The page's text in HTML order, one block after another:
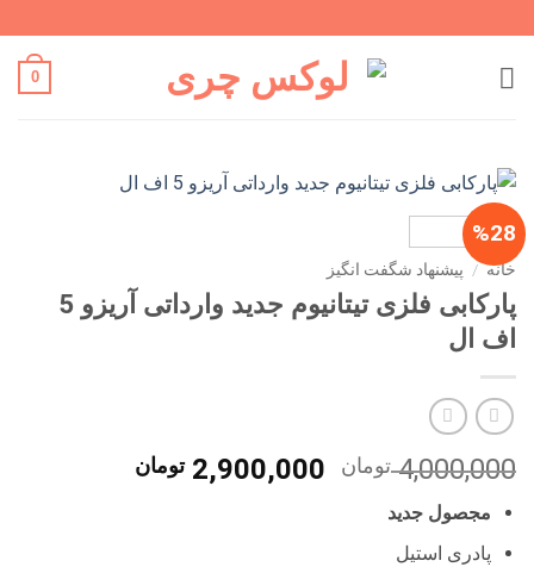
to
content
0
%28
خانه / پیشنهاد شگفت انگیز
پارکابی فلزی تیتانیوم جدید وارداتی آریزو 5
اف ال
4,000,000 تومان
قیمت
2,900,000 تومان
مجصول جدید
پادری استیل